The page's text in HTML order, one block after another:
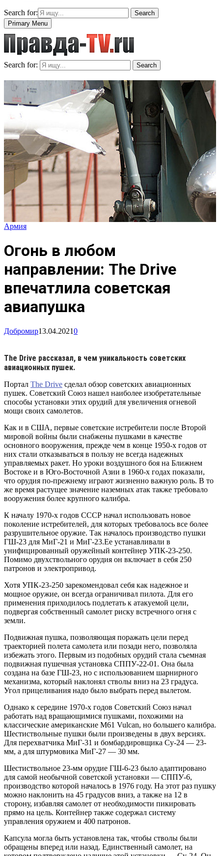
Search for:
Search
Primary Menu
Search for: Search
Армия
Огонь в любом
направлении: The Drive
впечатлила советская
авиапушка
Добромир13.04.20210
The Drive рассказал, в чем уникальность советских
авиационных пушек.
Портал The Drive сделал обзор советских авиационных
пушек. Советский Союз нашел наиболее изобретательные
способы установки этих орудий для увеличения огневой
мощи своих самолетов.
Как и в США, первые советские истребители после Второй
мировой войны были снабжены пушками в качестве
основного вооружения, прежде чем в конце 1950-х годов от
них стали отказываться в пользу не всегда надежных
управляемых ракет. Но уроки воздушного боя на Ближнем
Востоке и в Юго-Восточной Азии в 1960-х годах показали,
что орудия по-прежнему играют жизненно важную роль. В то
же время растущее значение наземных атак также требовало
вооружения более крупного калибра.
К началу 1970-х годов СССР начал использовать новое
поколение истребителей, для которых требовалось все более
разрушительное оружие. Так началось производство пушки
ГШ-23 для МиГ-21 и МиГ-23.Ее устанавливали в
унифицированный оружейный контейнер УПК-23-250.
Помимо двухствольного орудия он включает в себя 250
патронов и электропривод.
Хотя УПК-23-250 зарекомендовал себя как надежное и
мощное оружие, он всегда ограничивал пилота. Для его
применения приходилось подлетать к атакуемой цели,
подвергая собственный самолет риску встречного огня с
земли.
Подвижная пушка, позволяющая поражать цели перед
траекторией полета самолета или позади него, позволяла
избежать этого. Первым из подобных орудий стала съемная
подвижная пушечная установка СППУ-22-01. Она была
создана на базе ГШ-23, но с использованием шарнирного
механизма, который наклонял стволы вниз на 23 градуса.
Угол прицеливания надо было выбрать перед вылетом.
Однако к середине 1970-х годов Советский Союз начал
работать над вращающимися пушками, похожими на
классические американские M61 Vulcan, но большего калибра.
Шестиствольные пушки были произведены в двух версиях.
Для перехватчика МиГ-31 и бомбардировщика Су-24 — 23-
мм, а для штурмовика МиГ-27 — 30 мм.
Шестиствольное 23-мм орудие ГШ-6-23 было адаптировано
для самой необычной советской установки — СППУ-6,
производство которой началось в 1976 году. На этот раз пушку
можно наклонить на 45 градусов вниз, а также на 12 в
сторону, избавляя самолет от необходимости пикировать
прямо на цель. Контейнер также содержал систему
управления оружием и 400 патронов.
Капсула могла быть установлена так, чтобы стволы были
обращены вперед или назад. Единственный самолет, на